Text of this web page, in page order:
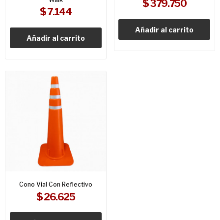
$ 7.144
Añadir al carrito
$ 379.750
Añadir al carrito
Cono Vial Con Reflectivo
$ 26.625